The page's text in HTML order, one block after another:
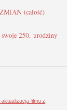
(całość)
250. urodziny
filmu z